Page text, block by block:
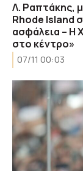
Λ. Ραπτάκης,
Rhode Island
ασφάλεια – Η
στο κέντρο»
07/11 00:03